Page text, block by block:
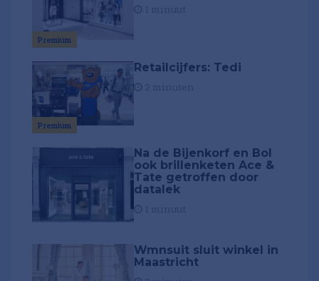
Premium
Premium
Retailcijfers: Tedi
Na de Bijenkorf en Bol
ook brillenketen Ace &
Tate getroffen door
datalek
Wmnsuit sluit winkel in
Maastricht